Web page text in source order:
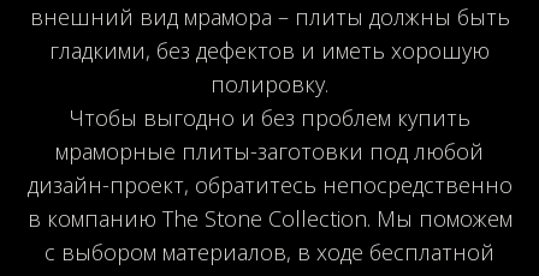
внешний вид мрамора – плиты должны быть
гладкими, без дефектов и иметь хорошую
полировку.
Чтобы выгодно и без проблем купить
мраморные плиты-заготовки под любой
дизайн-проект, обратитесь непосредственно
в компанию The Stone Collection. Мы поможем
с выбором материалов, в ходе бесплатной